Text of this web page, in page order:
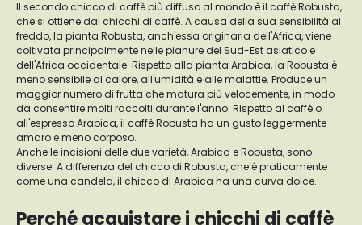
Il secondo chicco di caffè più diffuso al mondo è il caffè Robusta,
che si ottiene dai chicchi di caffè. A causa della sua sensibilità al
freddo, la pianta Robusta, anch'essa originaria dell'Africa, viene
coltivata principalmente nelle pianure del Sud-Est asiatico e
dell'Africa occidentale. Rispetto alla pianta Arabica, la Robusta è
meno sensibile al calore, all'umidità e alle malattie. Produce un
maggior numero di frutta che matura più velocemente, in modo
da consentire molti raccolti durante l'anno. Rispetto al caffè o
all'espresso Arabica, il caffè Robusta ha un gusto leggermente
amaro e meno corposo.
Anche le incisioni delle due varietà, Arabica e Robusta, sono
diverse. A differenza del chicco di Robusta, che è praticamente
come una candela, il chicco di Arabica ha una curva dolce.
Perché acquistare i chicchi di caffè